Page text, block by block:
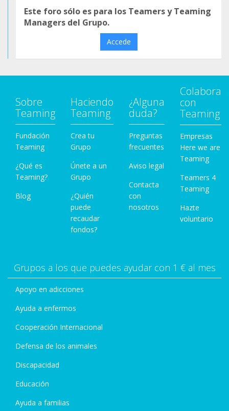
Este foro sólo es para los Teamers y Teaming
Managers del Grupo.
Accede
Sobre
Teaming
Fundación
Teaming
¿Qué es
Teaming?
Blog
Haciendo
Teaming
Crea tu
Grupo
Únete a un
Grupo
¿Quién
puede
recaudar
fondos?
¿Alguna
duda?
Preguntas
frecuentes
Aviso legal
Contacta
con
nosotros
Colabora
con
Teaming
Empresas
Here we are
Teaming
Teamers 4
Teaming
Hazte
voluntario
Grupos a los que puedes ayudar con 1 € al mes
Apoyo en adicciones
Ayuda a enfermos
Cooperación Internacional
Defensa de los animales
Discapacidad
Educación
Ayuda a familias